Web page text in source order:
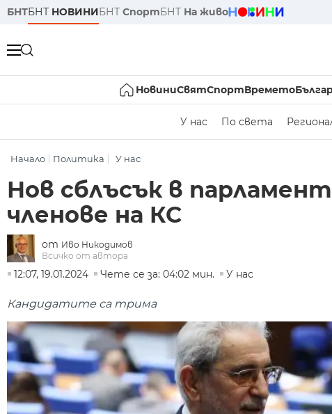
БНТБНТ НОВИНИБНТ СпортБНТ На живо
НовиниСвятСпортВремето
У нас По света
Начало Политика У нас
Нов сблъсък в
членове на КС
от Иво Никодимов
Всичко от автора
12:07, 19.01.2024
Чете се за: 04:02 мин. У нас
Кандидатите са трима